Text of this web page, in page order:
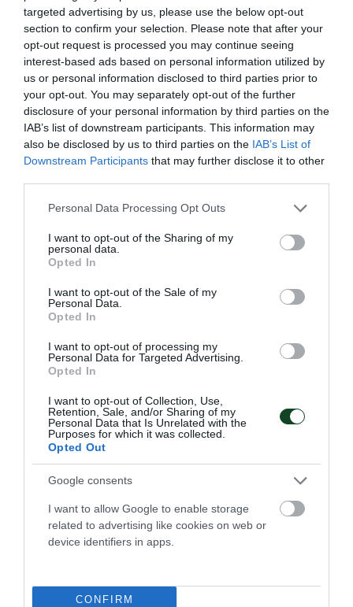
targeted advertising by us, please use the below opt-out
section to confirm your selection. Please note that after your
opt-out request is processed you may continue seeing
interest-based ads based on personal information utilized by
us or personal information disclosed to third parties prior to
your opt-out. You may separately opt-out of the further
disclosure of your personal information by third parties on the
IAB’s list of downstream participants. This information may
also be disclosed by us to third parties on the IAB’s List of
Downstream Participants that may further disclose it to other
Please note that this website/app uses one or more Google
not limited to your visit or usage behaviour. You may click to
grant or deny consent to Google and its third-party tags to
use your data for below specified purposes in below Google
consent section.
Personal Data Processing Opt Outs
I want to opt-out of the Sharing of my
personal data.
Opted In
I want to opt-out of the Sale of my
Personal Data.
Opted In
I want to opt-out of processing my
Personal Data for Targeted Advertising.
Opted In
I want to opt-out of Collection, Use,
Retention, Sale, and/or Sharing of my
Personal Data that Is Unrelated with the
Purposes for which it was collected.
Opted Out
Google consents
I want to allow Google to enable storage
related to advertising like cookies on web or
device identifiers in apps.
CONFIRM
Για την τρίτη θέση
Ο Παναθηναϊκός νίκησε με 6-0 το Νέο Ικόνιο στον πρώτο
αγώνα για τις θέσεις 3-4 του πρωταθλήματος futsal
γυναικών.
06.05.2026 FUTSAL ΓΥΝΑΙΚΩΝ
Καρπενήσι – Παναθηναϊκός 4-2
παράταση με 4-2 (1-1 κ.δ.) από το Καρπενήσι στον δεύτερο
ημιτελικό του πρωταθλήματος futsal γυναικών.
02.05.2026 FUTSAL ΓΥΝΑΙΚΩΝ
ΤΕΛΕΥΤΑΙΑ ΝΕΑ